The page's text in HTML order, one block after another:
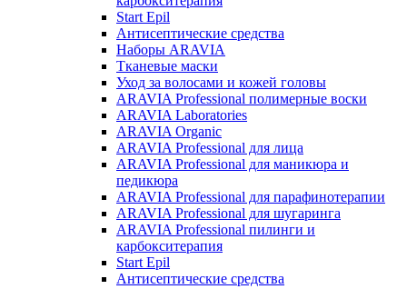
Start Epil
Антисептические средства
Наборы ARAVIA
Тканевые маски
Уход за волосами и кожей головы
ARAVIA Professional полимерные воски
ARAVIA Laboratories
ARAVIA Organic
ARAVIA Professional для лица
ARAVIA Professional для маникюра и
педикюра
ARAVIA Professional для парафинотерапии
ARAVIA Professional для шугаринга
ARAVIA Professional пилинги и
карбокситерапия
Start Epil
Антисептические средства